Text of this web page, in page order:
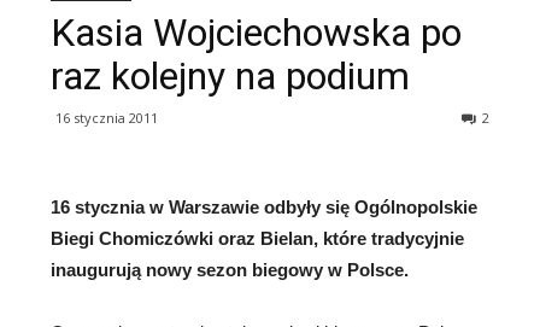
Kasia Wojciechowska po
raz kolejny na podium
16 stycznia 2011 2
16 stycznia w Warszawie odbyły się Ogólnopolskie
Biegi Chomiczówki oraz Bielan, które tradycyjnie
inaugurują nowy sezon biegowy w Polsce.